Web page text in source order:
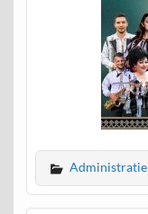
Administratie